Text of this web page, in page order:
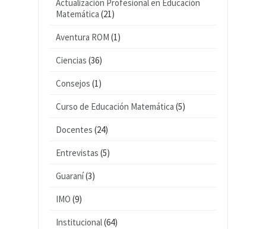
Actualización Profesional en Educación
Matemática (21)
Aventura ROM (1)
Ciencias (36)
Consejos (1)
Curso de Educación Matemática (5)
Docentes (24)
Entrevistas (5)
Guaraní(3)
IMO (9)
Institucional(64)